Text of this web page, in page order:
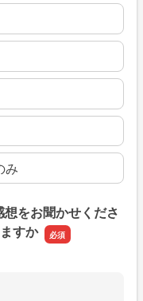
み
をお聞かせくださ
すか